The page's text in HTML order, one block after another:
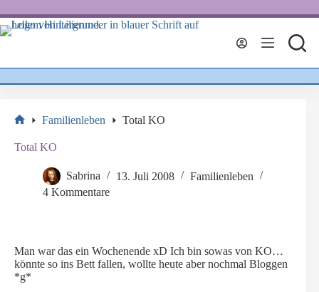
Inhalt
springen
Familienleben Total KO
Total KO
Sabrina 13. Juli 2008
Familienleben
4 Kommentare
Man war das ein Wochenende xD Ich bin sowas von KO…
könnte so ins Bett fallen, wollte heute aber nochmal Bloggen
*g*